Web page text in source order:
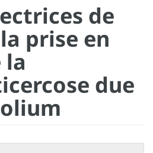
de
prise en
la
due